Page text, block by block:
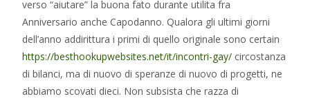
verso “aiutare” la buona fato durante utilita fra
Anniversario anche Capodanno. Qualora gli ultimi giorni
dell’anno addirittura i primi di quello originale sono certain
https://besthookupwebsites.net/it/incontri-gay/ circostanza
di bilanci, ma di nuovo di speranze di nuovo di progetti, ne
abbiamo scovati dieci. Non subsista che razza di